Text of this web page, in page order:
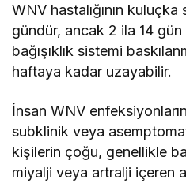
WNV hastalığının
gündür, ancak 2 ila 14
bağışıklık sistemi
haftaya kadar uzayabilir.
İnsan WNV
subklinik veya
kişilerin çoğu, genellikle
miyalji veya artralji içeren